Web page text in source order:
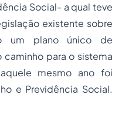
Social- a qual teve
existente sobre
um plano único de
para o sistema
mesmo ano foi
e Previdência Social.